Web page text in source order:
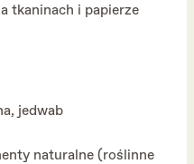
tkaninach i papierze
jedwab
naturalne (roślinne